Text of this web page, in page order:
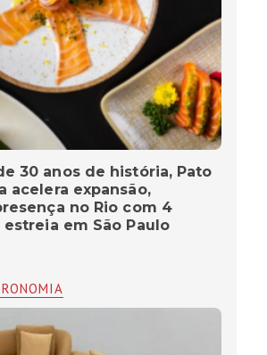
30 anos de história, Pato
acelera expansão,
no Rio com 4
em São Paulo